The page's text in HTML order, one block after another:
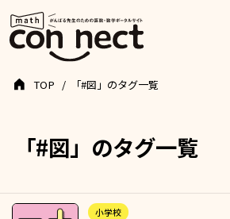
「#図」のタグ一覧
TOP 「#図」のタグ一覧
小学校